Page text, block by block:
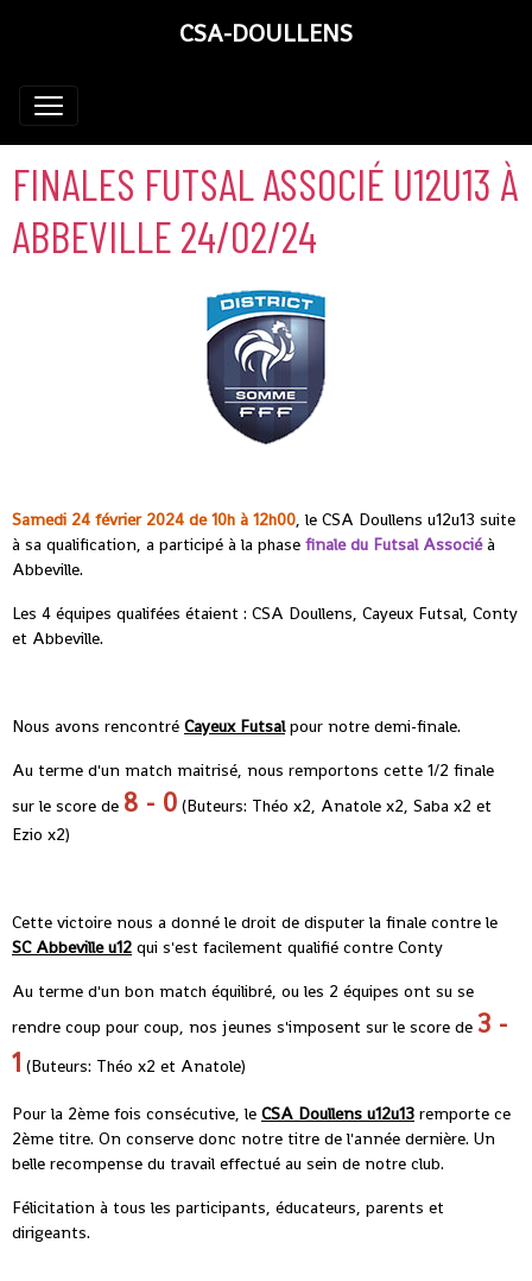
CSA-DOULLENS
FINALES FUTSAL ASSOCIÉ U12U13 À
ABBEVILLE 24/02/24
Samedi 24 février 2024 de 10h à 12h00, le CSA Doullens u12u13 suite
à sa qualification, a participé à la phase finale du Futsal Associéà
Abbeville.
Les 4 équipes qualifées étaient : CSA Doullens, Cayeux Futsal, Conty
et Abbeville.
Nous avons rencontré Cayeux Futsalpour notre demi-finale.
Au terme d'un match maitrisé, nous remportons cette 1/2 finale
sur le score de 8 - 0 (Buteurs: Théo x2, Anatole x2, Saba x2 et
Ezio x2)
Cette victoire nous a donné le droit de disputer la finale contre le
SC Abbeville u12 qui s'est facilement qualifié contre Conty
Au terme d'un bon match équilibré, ou les 2 équipes ont su se
rendre coup pour coup, nos jeunes s'imposent sur le score de 3 -
1 (Buteurs: Théo x2 et Anatole)
Pour la 2ème fois consécutive, le CSA Doullens u12u13 remporte ce
2ème titre. On conserve donc notre titre de l'année dernière. Un
belle recompense du travail effectué au sein de notre club.
Félicitation à tous les participants, éducateurs, parents et
dirigeants.